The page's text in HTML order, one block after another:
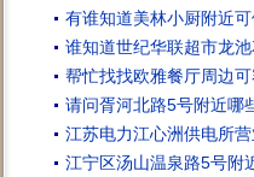
有谁知道美林小厨附近
谁知道世纪华联超市龙
帮忙找找欧雅餐厅周边
请问胥河北路5号附近哪
江苏电力江心洲供电所
江宁区汤山温泉路5号附